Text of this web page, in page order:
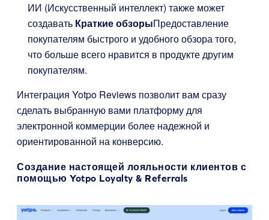
ИИ (Искусственный интеллект) также может
создавать Краткие обзорыПредоставление
покупателям быстрого и удобного обзора того,
что больше всего нравится в продукте другим
покупателям.
Интеграция Yotpo Reviews позволит вам сразу
сделать выбранную вами платформу для
электронной коммерции более надежной и
ориентированной на конверсию.
Создание настоящей лояльности клиентов с
помощью Yotpo Loyalty & Referrals